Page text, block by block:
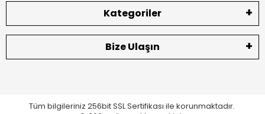
Kategoriler
Bize Ulaşın
Tüm bilgileriniz 256bit SSL Sertifikası ile korunmaktadır.